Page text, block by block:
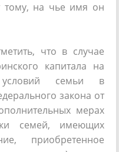
тому, на чье имя он
что в случае
капитала на
семьи в
закона от
мерах
семей, имеющих
приобретенное